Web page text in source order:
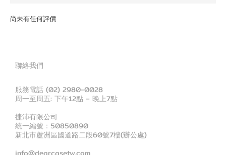
尚未有任何評價
聯絡我們
服務電話 (02) 2980-0028
周一至周五: 下午12點 – 晚上7點
捷沛有限公司
統一編號：50850890
新北市蘆洲區國道路二段60號7樓(辦公處)